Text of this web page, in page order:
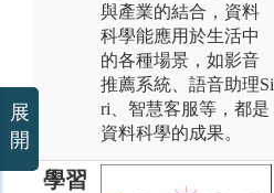
與產業的結合，資料
科學能應用於生活中
的各種場景，如影音
推薦系統、語音助理Si
ri、智慧客服等，都是
資料科學的成果。
學習
展
開